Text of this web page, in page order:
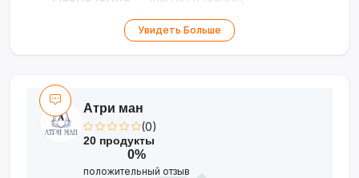
— 100 мл
Концепция— The Essence of Desire
Бог любви в парфюмерии. Воплощение
необузданной страсти, мужественности
и уверенности.
Увидеть Больше
Атри ман
(0)
20 продукты
0%
положительный отзыв